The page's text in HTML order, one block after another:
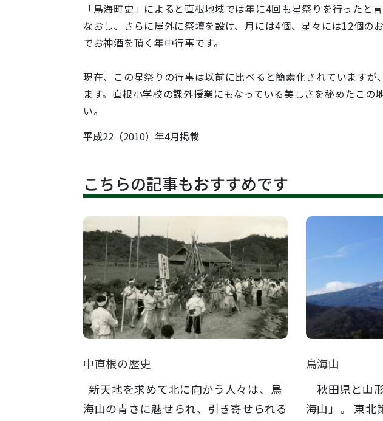
「鳥海町史」によると直根地域では年に4回も星祭りを行った
なおし、さらに屋外に祭壇を設け、月には4個、星々には12個の
でお神酒を頂く年中行事です。
現在、この星祭りの行事は以前に比べると簡素化されています
ます。直根小学校の課外授業にもなっている美しさを秘めたこ
い。
平成22（2010）年4月掲載
こちらの記事もおすすめです
中直根の歴史
新天地を求めて北に向かう人々は、鳥
海山の青さに魅せられ、引き寄せられる
鳥海山
秋田県と山
海山」。 東北